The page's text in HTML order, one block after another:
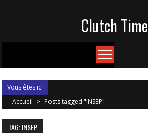
Clutch Time
Vous êtes ici
Accueil > Posts tagged "INSEP"
TAG: INSEP